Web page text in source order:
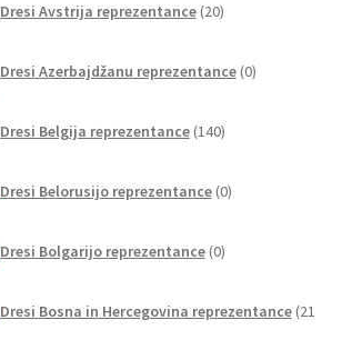
Dresi Avstrija reprezentance 20izdelkov
Dresi Azerbajdžanu reprezentance 0izdelkov
Dresi Belgija reprezentance 140izdelkov
Dresi Belorusijo reprezentance 0izdelkov
Dresi Bolgarijo reprezentance 0izdelkov
Dresi Bosna in Hercegovina reprezentance 21